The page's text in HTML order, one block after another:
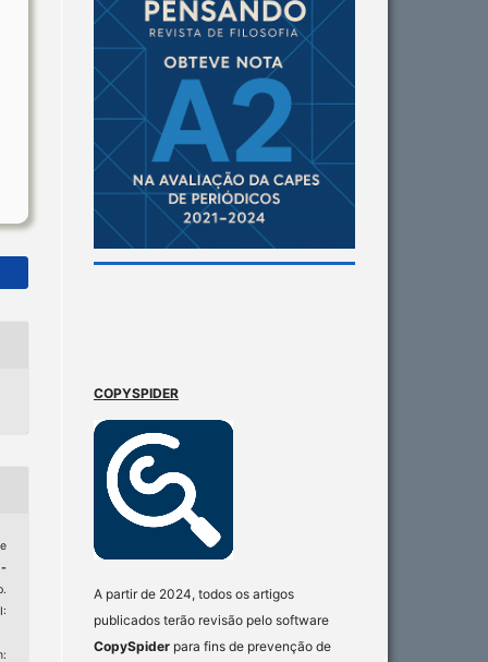
-
COPYSPIDER
A partir de 2024, todos os artigos
publicados terão revisão pelo software
CopySpider para fins de prevenção de